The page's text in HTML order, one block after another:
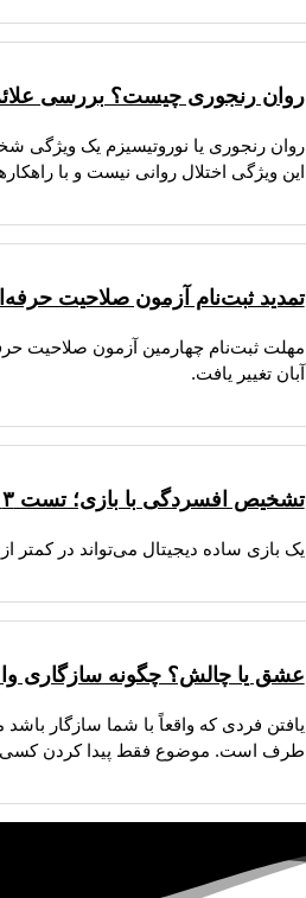
روان رنجوری چیست؟ بررسی
روان رنجوری یا نوروتیسیزم یک
این ویژگی اختلال روانی نیست و با
تمدید ثبت‌نام آزمون صلاحیت حرفه‌ای روانشناسان ۱۴۰۵؛
آبان تغییر یافت.
تشخیص افسردگی با بازی؛ تست ۳ دقیقه‌ای که ذهن را می‌خواند!
یک بازی ساده دیجیتال می‌تواند در
عشق یا چالش؟ چگونه سازگاری
یافتن فردی که واقعاً با شما سازگار
طرف است. موضوع فقط پیدا کردن کسی